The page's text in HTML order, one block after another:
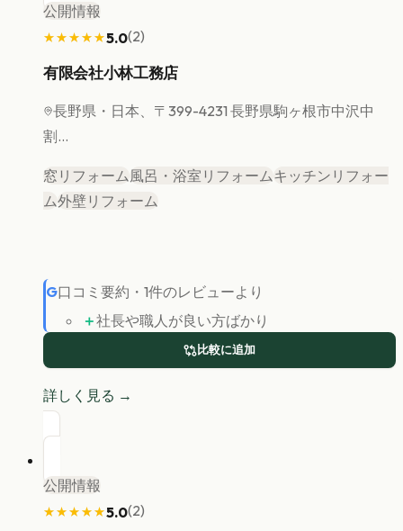
公開情報
★★★★★
★★★★★5.0(2)
有限会社小林工務店
長野県 ・日本、〒399-4231 長野県駒ヶ根市中沢中
割...
窓リフォーム 風呂・浴室リフォームキッチンリフォー
ム外壁リフォーム
G口コミ要約 ・ 1件のレビューより
＋社長や職人が良い方ばかり
比較に追加
詳しく見る →
公開情報
★★★★★
★★★★★5.0(2)